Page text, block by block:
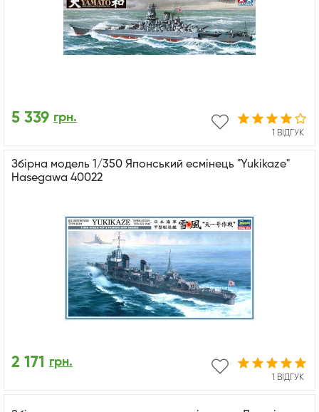
1 ВІДГУК
5 339 грн.
Збірна модель 1/350 Японський есмінець "Yukikaze"
Hasegawa 40022
1 ВІДГУК
2 171 грн.